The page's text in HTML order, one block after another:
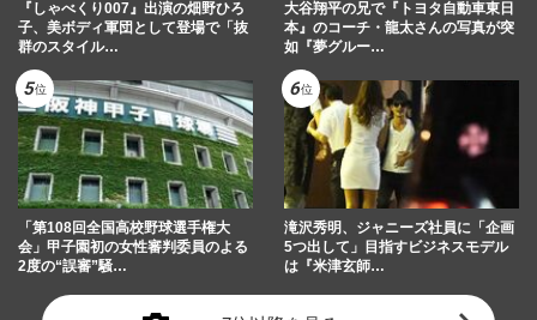
『しゃべくり007』出演の畑野ひろ
子、美ボディ軍団として登場で「抜
群のスタイル…
大谷翔平の兄で『トヨタ自動車東日
本』のコーチ・龍太さんの写真が突
如『夢グルー…
「第108回全国高校野球選手権大
会」甲子園初の女性審判委員のよる
2度の“誤審”騒…
滝沢秀明、ジャニーズ社員に「企画
5つ出して」目指すビジネスモデル
は『米津玄師…